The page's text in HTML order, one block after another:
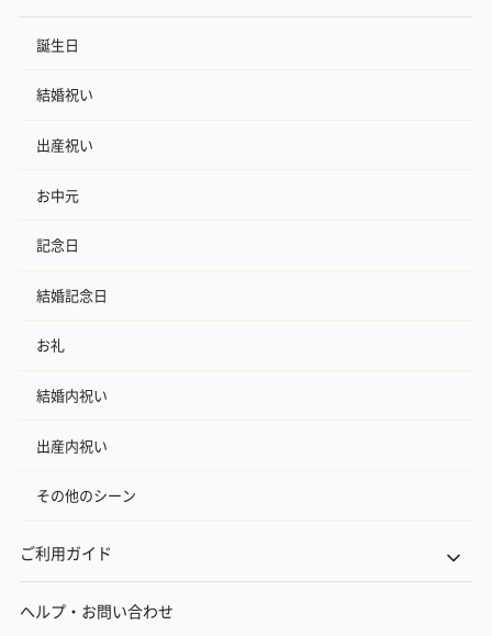
誕生日
結婚祝い
出産祝い
お中元
記念日
結婚記念日
お礼
結婚内祝い
出産内祝い
その他のシーン
ご利用ガイド
ヘルプ・お問い合わせ